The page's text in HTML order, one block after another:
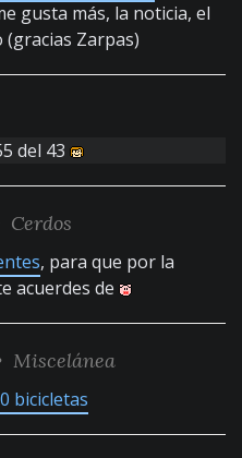
gusta más, la noticia, el
Zarpas)
del 43
Cerdos
, para que por la
acuerdes de
Miscelánea
bicicletas